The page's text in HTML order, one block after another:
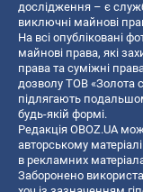
дослідження – є
виключні майнові
На всі опубліковані
майнові права, які
права та суміжні
дозволу ТОВ «Золота
підлягають
будь-якій формі.
Редакція OBOZ.UA
авторському
в рекламних
Заборонено